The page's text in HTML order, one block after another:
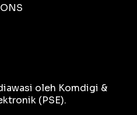
oleh Komdigi &
(PSE).